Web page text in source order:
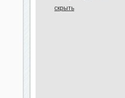
скрыть